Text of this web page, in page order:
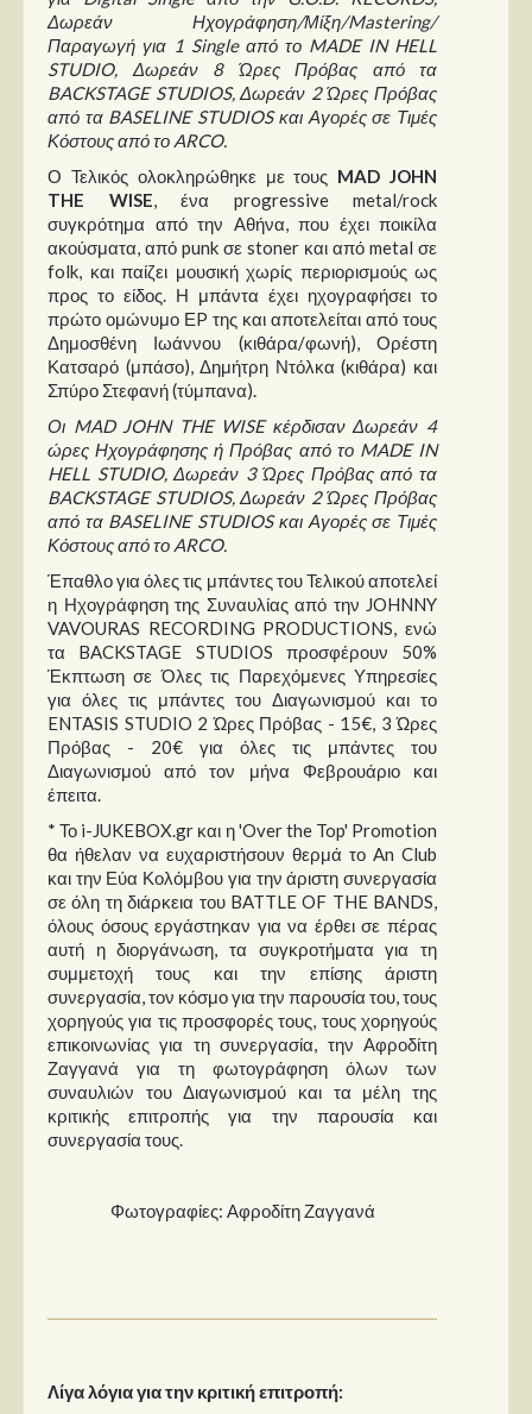
Δωρεάν Ηχογράφηση/Μίξη/Mastering/
Παραγωγή για 1 Single από το MADE IN HELL
STUDIO, Δωρεάν 8 Ώρες Πρόβας από τα
BACKSTAGE STUDIOS, Δωρεάν 2 Ώρες Πρόβας
από τα BASELINE STUDIOS και Αγορές σε Τιμές
Κόστους από το ARCO.
Ο Τελικός ολοκληρώθηκε με τους MAD JOHN
THE WISE , ένα progressive metal/rock
συγκρότημα από την Αθήνα, που έχει ποικίλα
ακούσματα, από punk σε stoner και από metal σε
folk, και παίζει μουσική χωρίς περιορισμούς ως
προς το είδος. Η μπάντα έχει ηχογραφήσει το
πρώτο ομώνυμο ΕP της και αποτελείται από τους
Δημοσθένη Ιωάννου (κιθάρα/φωνή), Ορέστη
Κατσαρό (μπάσο), Δημήτρη Ντόλκα (κιθάρα) και
Σπύρο Στεφανή (τύμπανα).
Οι MAD JOHN THE WISE κέρδισαν Δωρεάν 4
ώρες Ηχογράφησης ή Πρόβας από το MADE IN
HELL STUDIO, Δωρεάν 3 Ώρες Πρόβας από τα
BACKSTAGE STUDIOS, Δωρεάν 2 Ώρες Πρόβας
από τα BASELINE STUDIOS και Αγορές σε Τιμές
Κόστους από το ARCO.
Έπαθλο για όλες τις μπάντες του Τελικού αποτελεί
η Ηχογράφηση της Συναυλίας από την JOHNNY
VAVOURAS RECORDING PRODUCTIONS, ενώ
τα BACKSTAGE STUDIOS προσφέρουν 50%
Έκπτωση σε Όλες τις Παρεχόμενες Υπηρεσίες
για όλες τις μπάντες του Διαγωνισμού και το
ENTASIS STUDIO 2 Ώρες Πρόβας - 15€, 3 Ώρες
Πρόβας - 20€ για όλες τις μπάντες του
Διαγωνισμού από τον μήνα Φεβρουάριο και
έπειτα.
* Το i-JUKEBOX.gr και η 'Over the Top' Promotion
θα ήθελαν να ευχαριστήσουν θερμά το An Club
και την Εύα Κολόμβου για την άριστη συνεργασία
σε όλη τη διάρκεια του BATTLE OF THE BANDS,
όλους όσους εργάστηκαν για να έρθει σε πέρας
αυτή η διοργάνωση, τα συγκροτήματα για τη
συμμετοχή τους και την επίσης άριστη
συνεργασία, τον κόσμο για την παρουσία του, τους
χορηγούς για τις προσφορές τους, τους χορηγούς
επικοινωνίας για τη συνεργασία, την Αφροδίτη
Ζαγγανά για τη φωτογράφηση όλων των
συναυλιών του Διαγωνισμού και τα μέλη της
κριτικής επιτροπής για την παρουσία και
συνεργασία τους.
Φωτογραφίες: Αφροδίτη Ζαγγανά
Λίγα λόγια για την κριτική επιτροπή: